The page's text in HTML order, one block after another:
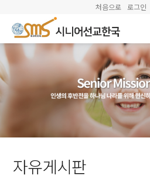
처음으로 로그인
자유게시판